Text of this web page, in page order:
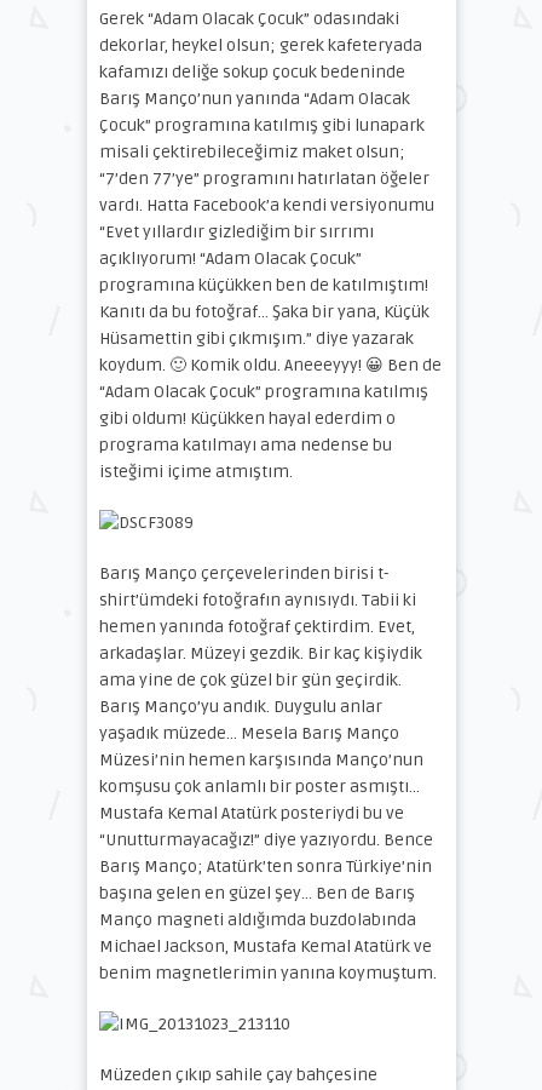
Gerek “Adam Olacak Çocuk” odasındaki
dekorlar, heykel olsun; gerek kafeteryada
kafamızı deliğe sokup çocuk bedeninde
Barış Manço’nun yanında “Adam Olacak
Çocuk” programına katılmış gibi lunapark
misali çektirebileceğimiz maket olsun;
“7’den 77’ye” programını hatırlatan öğeler
vardı. Hatta Facebook’a kendi versiyonumu
“Evet yıllardır gizlediğim bir sırrımı
açıklıyorum! “Adam Olacak Çocuk”
programına küçükken ben de katılmıştım!
Kanıtı da bu fotoğraf… Şaka bir yana, Küçük
Hüsamettin gibi çıkmışım.” diye yazarak
koydum. 🙂 Komik oldu. Aneeeyyy! 😀 Ben de
“Adam Olacak Çocuk” programına katılmış
gibi oldum! Küçükken hayal ederdim o
programa katılmayı ama nedense bu
isteğimi içime atmıştım.
Barış Manço çerçevelerinden birisi t-
shirt’ümdeki fotoğrafın aynısıydı. Tabii ki
hemen yanında fotoğraf çektirdim. Evet,
arkadaşlar. Müzeyi gezdik. Bir kaç kişiydik
ama yine de çok güzel bir gün geçirdik.
Barış Manço’yu andık. Duygulu anlar
yaşadık müzede… Mesela Barış Manço
Müzesi’nin hemen karşısında Manço’nun
komşusu çok anlamlı bir poster asmıştı…
Mustafa Kemal Atatürk posteriydi bu ve
“Unutturmayacağız!” diye yazıyordu. Bence
Barış Manço; Atatürk’ten sonra Türkiye’nin
başına gelen en güzel şey… Ben de Barış
Manço magneti aldığımda buzdolabında
Michael Jackson, Mustafa Kemal Atatürk ve
benim magnetlerimin yanına koymuştum.
Müzeden çıkıp sahile çay bahçesine